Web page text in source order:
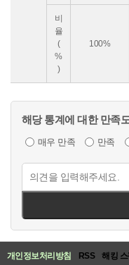
비
율
(
%
)
100%
해당 통계에 대한 만족
매우 만족 만족
개인정보처리방침 RSS 해킹